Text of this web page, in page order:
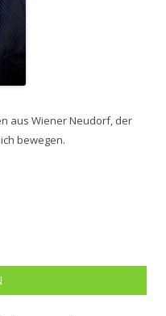
aus Wiener Neudorf, der
bewegen.